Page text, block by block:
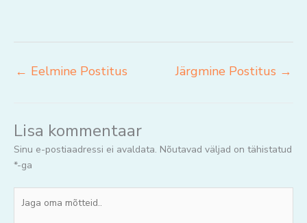
← Eelmine Postitus Järgmine Postitus →
Lisa kommentaar
Sinu e-postiaadressi ei avaldata. Nõutavad väljad on tähistatud
*-ga
oma